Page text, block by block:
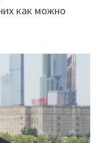
как можно